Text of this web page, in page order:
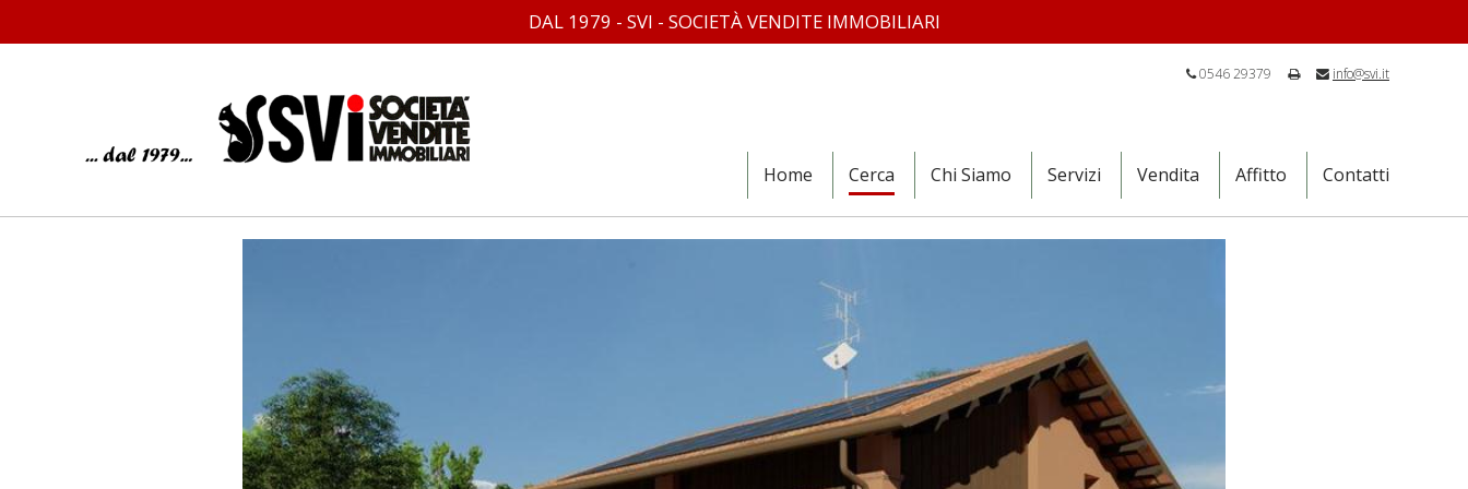
DAL 1979 - SVI - SOCIETÀ VENDITE IMMOBILIARI
0546 29379 info@svi.it
Home Cerca Chi Siamo Servizi Vendita Affitto Contatti